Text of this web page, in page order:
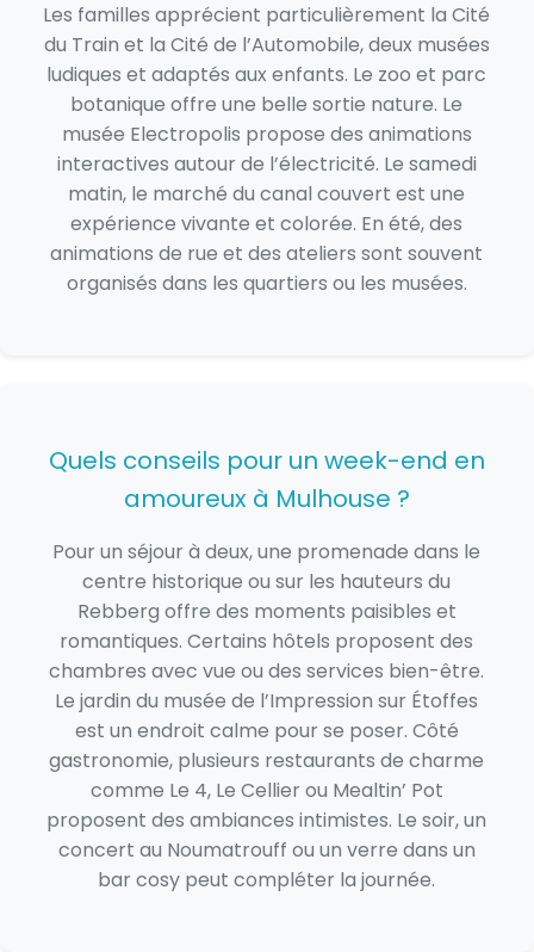
Les familles apprécient particulièrement la Cité
du Train et la Cité de l’Automobile, deux musées
ludiques et adaptés aux enfants. Le zoo et parc
botanique offre une belle sortie nature. Le
musée Electropolis propose des animations
interactives autour de l’électricité. Le samedi
matin, le marché du canal couvert est une
expérience vivante et colorée. En été, des
animations de rue et des ateliers sont souvent
organisés dans les quartiers ou les musées.
Quels conseils pour un week-end en
amoureux à Mulhouse ?
Pour un séjour à deux, une promenade dans le
centre historique ou sur les hauteurs du
Rebberg offre des moments paisibles et
romantiques. Certains hôtels proposent des
chambres avec vue ou des services bien-être.
Le jardin du musée de l’Impression sur Étoffes
est un endroit calme pour se poser. Côté
gastronomie, plusieurs restaurants de charme
comme Le 4, Le Cellier ou Mealtin’ Pot
proposent des ambiances intimistes. Le soir, un
concert au Noumatrouff ou un verre dans un
bar cosy peut compléter la journée.